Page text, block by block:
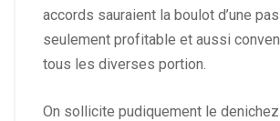
accords sauraient la boulot d’une
seulement profitable et aussi
tous les diverses portion.
On sollicite pudiquement le